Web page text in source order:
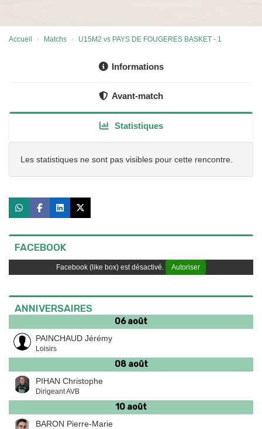
Accueil Matchs U15M2 vs PAYS DE FOUGERES BASKET - 1
Informations
Avant-match
Statistiques
Les statistiques ne sont pas visibles pour cette rencontre.
FACEBOOK
Facebook (like box) est désactivé. Autoriser
ANNIVERSAIRES
06 août
PAINCHAUD Jérémy
Loisirs
08 août
PIHAN Christophe
Dirigeant AVB
10 août
BARON Pierre-Marie